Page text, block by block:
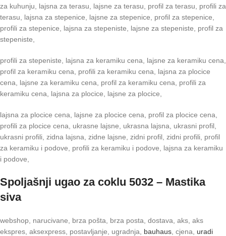
za kuhunju, lajsna za terasu, lajsne za terasu, profil za terasu, profili za
terasu, lajsna za stepenice, lajsne za stepenice, profil za stepenice,
profili za stepenice, lajsna za stepeniste, lajsne za stepeniste, profil za
stepeniste,
profili za stepeniste, lajsna za keramiku cena, lajsne za keramiku cena,
profil za keramiku cena, profili za keramiku cena, lajsna za plocice
cena, lajsne za keramiku cena, profil za keramiku cena, profili za
keramiku cena, lajsna za plocice, lajsne za plocice,
lajsna za plocice cena, lajsne za plocice cena, profil za plocice cena,
profili za plocice cena, ukrasne lajsne, ukrasna lajsna, ukrasni profil,
ukrasni profili, zidna lajsna, zidne lajsne, zidni profil, zidni profili, profil
za keramiku i podove, profili za keramiku i podove, lajsna za keramiku
i podove,
Spoljašnji ugao za coklu 5032 – Mastika
siva
webshop, narucivane, brza pošta, brza posta, dostava, aks, aks
ekspres, aksexpress, postavljanje, ugradnja, bauhaus , cjena, uradi